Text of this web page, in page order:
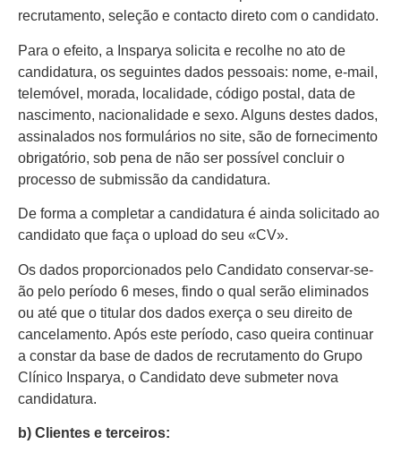
recrutamento, seleção e contacto direto com o candidato.
Para o efeito, a Insparya solicita e recolhe no ato de
candidatura, os seguintes dados pessoais: nome, e-mail,
telemóvel, morada, localidade, código postal, data de
nascimento, nacionalidade e sexo. Alguns destes dados,
assinalados nos formulários no site, são de fornecimento
obrigatório, sob pena de não ser possível concluir o
processo de submissão da candidatura.
De forma a completar a candidatura é ainda solicitado ao
candidato que faça o upload do seu «CV».
Os dados proporcionados pelo Candidato conservar-se-
ão pelo período 6 meses, findo o qual serão eliminados
ou até que o titular dos dados exerça o seu direito de
cancelamento. Após este período, caso queira continuar
a constar da base de dados de recrutamento do Grupo
Clínico Insparya, o Candidato deve submeter nova
candidatura.
b) Clientes e terceiros: